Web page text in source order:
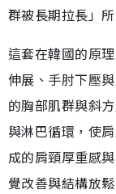
群被長期拉長」
這套在韓國的原
伸展、手肘下壓
的胸部肌群與斜
與淋巴循環，使
成的肩頸厚重感
覺改善與結構放鬆